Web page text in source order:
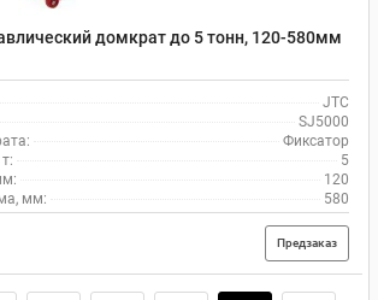
домкрат до 5 тонн, 120-580мм
JTC
SJ5000
Фиксатор
5
120
мм:
580
Предзаказ